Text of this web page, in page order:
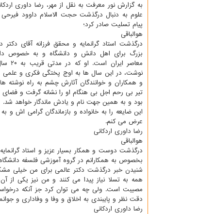
به گزارش نور معرفت به نقل از مهر، رضا داوری
علوم به دنبال درگذشت حجت الاسلام داوود
پیام تسلیت صادر کرد؛
هوالباقی
درگذشت استاد گرانمایه و محقق فرزانه آقای
بزرگ برای اهل دانش و دانشگاه و به خصوص
نوشت، در این سال ها به اوج پختگی فکری و علمی
و همکاران و خوانندگان آثارش چشم به راه نوشته
تیر بی رحم اجل بی هنگام او را نشانه گرفت و
بود و به همین جهت نام و یادش ماندگار خواهد شد.
این ضایعه را به خانواده و بازماندگان گرامی
عرض می کنم.
رضا داوری اردکانی
هوالباقی
درگذشت دوست و همکار بسیار عزیز و استاد
بخصوص به همکارانم در گروه آموزشی فلسفه
شنیدن خبر درگذشت دکتر عالمی برای من خیلی
همه به تسلا نیاز پیدا می کنند و من نیز یکی از
مصیبت است. ولی چه می توان کرد جز آنکه
دقت نظر و پایبندی به اخلاق و وفا و وفاداری و
رضا داوری اردکانی